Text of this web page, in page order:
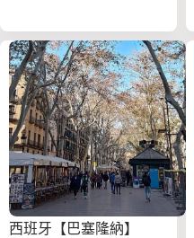
西班牙【巴塞隆納】